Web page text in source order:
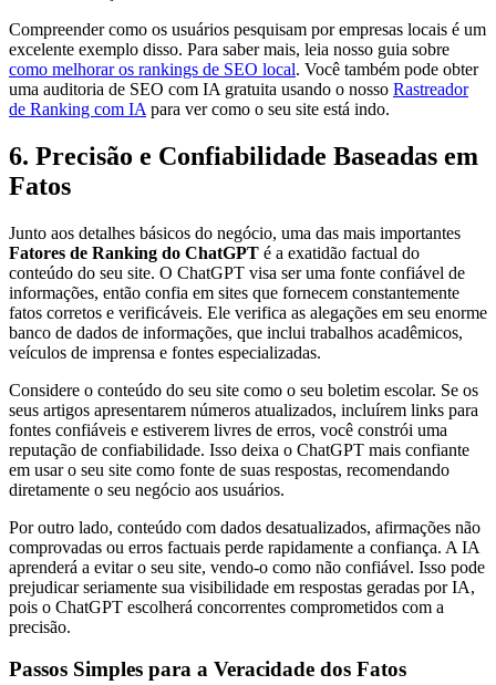
Compreender como os usuários pesquisam por empresas locais é um
excelente exemplo disso. Para saber mais, leia nosso guia sobre
como melhorar os rankings de SEO local. Você também pode obter
uma auditoria de SEO com IA gratuita usando o nosso Rastreador
de Ranking com IA para ver como o seu site está indo.
6. Precisão e Confiabilidade Baseadas em
Fatos
Junto aos detalhes básicos do negócio, uma das mais importantes
Fatores de Ranking do ChatGPT é a exatidão factual do
conteúdo do seu site. O ChatGPT visa ser uma fonte confiável de
informações, então confia em sites que fornecem constantemente
fatos corretos e verificáveis. Ele verifica as alegações em seu enorme
banco de dados de informações, que inclui trabalhos acadêmicos,
veículos de imprensa e fontes especializadas.
Considere o conteúdo do seu site como o seu boletim escolar. Se os
seus artigos apresentarem números atualizados, incluírem links para
fontes confiáveis e estiverem livres de erros, você constrói uma
reputação de confiabilidade. Isso deixa o ChatGPT mais confiante
em usar o seu site como fonte de suas respostas, recomendando
diretamente o seu negócio aos usuários.
Por outro lado, conteúdo com dados desatualizados, afirmações não
comprovadas ou erros factuais perde rapidamente a confiança. A IA
aprenderá a evitar o seu site, vendo-o como não confiável. Isso pode
prejudicar seriamente sua visibilidade em respostas geradas por IA,
pois o ChatGPT escolherá concorrentes comprometidos com a
precisão.
Passos Simples para a Veracidade dos Fatos